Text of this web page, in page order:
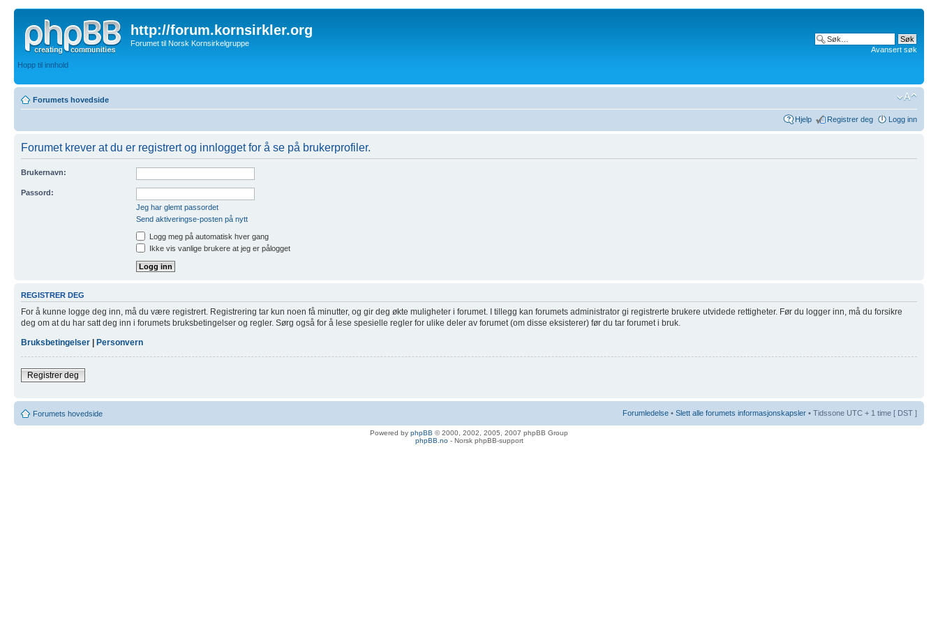
http://forum.kornsirkler.org
Forumet til Norsk Kornsirkelgruppe
Hopp til innhold
Avansert søk
Forumets hovedside
Hjelp Registrer deg Logg inn
Forumet krever at du er registrert og innlogget for å se på brukerprofiler.
Brukernavn:
Passord:
Jeg har glemt passordet
Send aktiveringse-posten på nytt
Logg meg på automatisk hver gang
Ikke vis vanlige brukere at jeg er pålogget
REGISTRER DEG
For å kunne logge deg inn, må du være registrert. Registrering tar kun noen få minutter, og gir deg økte muligheter i forumet. I tillegg kan forumets administrator gi registrerte brukere utvidede rettigheter. Før du logger inn, må du forsikre
deg om at du har satt deg inn i forumets bruksbetingelser og regler. Sørg også for å lese spesielle regler for ulike deler av forumet (om disse eksisterer) før du tar forumet i bruk.
Bruksbetingelser | Personvern
Registrer deg
Forumets hovedside Forumledelse • Slett alle forumets informasjonskapsler • Tidssone UTC + 1 time [ DST ]
Powered by phpBB © 2000, 2002, 2005, 2007 phpBB Group
phpBB.no- Norsk phpBB-support